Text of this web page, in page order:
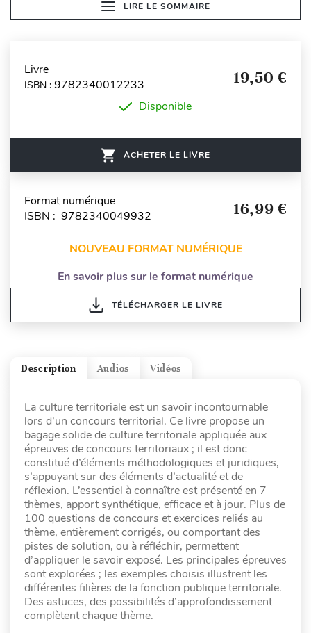
LIRE LE SOMMAIRE
Livre
ISBN : 9782340012233 19,50 €
Disponible
ACHETER LE LIVRE
Format numérique
ISBN : 9782340049932
16,99 €
NOUVEAU FORMAT NUMÉRIQUE
En savoir plus sur le format numérique
TÉLÉCHARGER LE LIVRE
Vidéos
Audios
Description
La culture territoriale est un savoir incontournable
lors d’un concours territorial. Ce livre propose un
bagage solide de culture territoriale appliquée aux
épreuves de concours territoriaux ; il est donc
constitué d’éléments méthodologiques et juridiques,
s’appuyant sur des éléments d’actualité et de
réflexion. L’essentiel à connaître est présenté en 7
thèmes, apport synthétique, efficace et à jour. Plus de
100 questions de concours et exercices reliés au
thème, entièrement corrigés, ou comportant des
pistes de solution, ou à réfléchir, permettent
d’appliquer le savoir exposé. Les principales épreuves
sont explorées ; les exemples choisis illustrent les
différentes filières de la fonction publique territoriale.
Des astuces, des possibilités d’approfondissement
complètent chaque thème.